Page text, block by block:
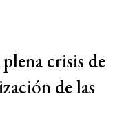
crisis de
de las